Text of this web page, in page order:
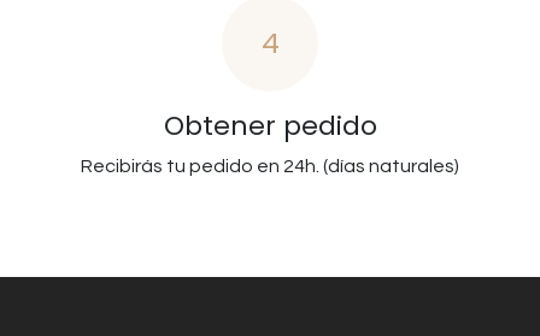
4
Obtener pedido
Recibirás tu pedido en 24h. (días naturales)